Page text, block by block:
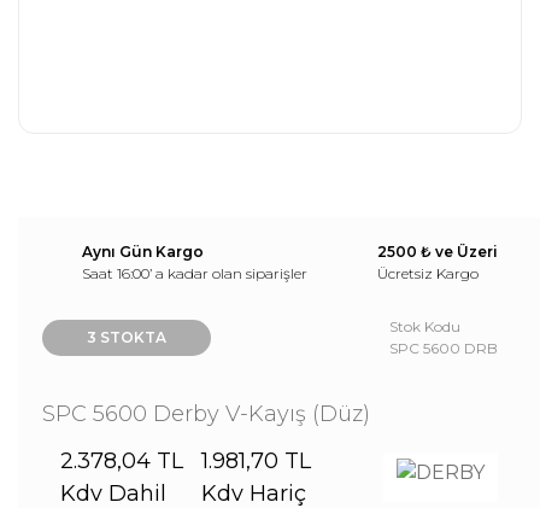
Aynı Gün Kargo
Saat 16:00’ a kadar olan siparişler
2500 ₺ ve Üzeri
Ücretsiz Kargo
3 STOKTA
Stok Kodu
SPC 5600 DRB
SPC 5600 Derby V-Kayış (Düz)
2.378,04 TL
Kdv Dahil
1.981,70 TL
Kdv Hariç